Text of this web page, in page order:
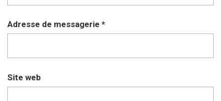
Adresse de messagerie *
Site web